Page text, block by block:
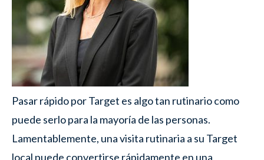
Pasar rápido por Target es algo tan rutinario como
puede serlo para la mayoría de las personas.
Lamentablemente, una visita rutinaria a su Target
local puede convertirse rápidamente en una